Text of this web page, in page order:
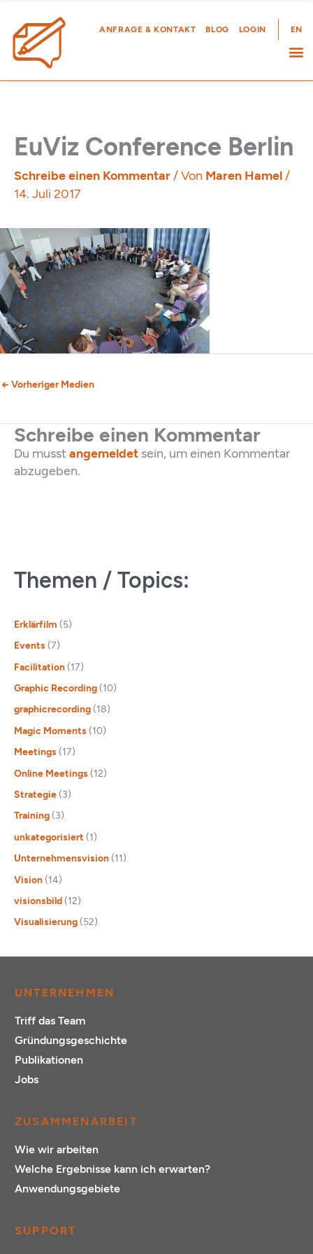
Inhalt
springen
ANFRAGE & KONTAKT BLOG LOGIN EN
EuViz Conference Berlin
Schreibe einen Kommentar/ Von Maren Hamel/
14. Juli 2017
← Vorheriger Medien
Schreibe einen Kommentar
Du musst angemeldet sein, um einen Kommentar
abzugeben.
Themen / Topics:
Erklärfilm (5)
Events (7)
Facilitation (17)
Graphic Recording (10)
graphicrecording (18)
Magic Moments (10)
Meetings (17)
Online Meetings (12)
Strategie (3)
Training (3)
unkategorisiert (1)
Unternehmensvision (11)
Vision (14)
visionsbild (12)
Visualisierung (52)
UNTERNEHMEN
Triff das Team
Gründungsgeschichte
Publikationen
Jobs
ZUSAMMENARBEIT
Wie wir arbeiten
Welche Ergebnisse kann ich erwarten?
Anwendungsgebiete
SUPPORT